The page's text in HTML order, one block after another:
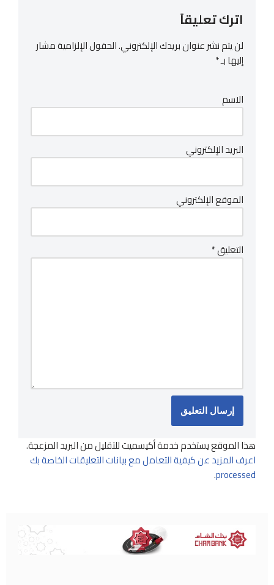
اترك تعليقاً
لن يتم نشر عنوان بريدك الإلكتروني.الحقول الإلزامية مشار
إليها بـ*
الاسم
البريد الإلكتروني
الموقع الإلكتروني
التعليق*
هذا الموقع يستخدم خدمة أكيسميت للتقليل من البريد المزعجة.
اعرف المزيد عن كيفية التعامل مع بيانات التعليقات الخاصة بك
processed
.